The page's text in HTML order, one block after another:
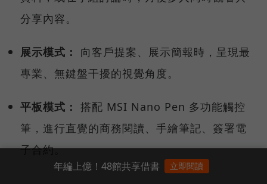
分享內容。
展示模式：
向客戶提案、展示簡報時，呈現最
專業、無鍵盤干擾的視覺角度。
平板模式： 搭配 MSI Nano Pen 多功能觸控
筆，進行直覺的商務閱讀、手繪筆記、簽署電
子合約。
年編上億！48館共享借書 立即閱讀